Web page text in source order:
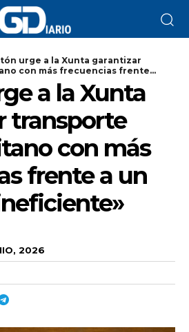
urge a la Xunta garantizar
con más frecuencias frente...
a la Xunta
transporte
con más
frente a un
2026